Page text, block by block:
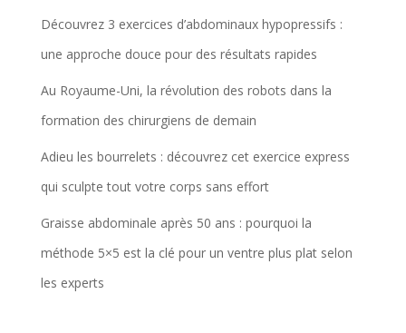
Découvrez 3 exercices d’abdominaux hypopressifs :
une approche douce pour des résultats rapides
Au Royaume-Uni, la révolution des robots dans la
formation des chirurgiens de demain
Adieu les bourrelets : découvrez cet exercice express
qui sculpte tout votre corps sans effort
Graisse abdominale après 50 ans : pourquoi la
méthode 5×5 est la clé pour un ventre plus plat selon
les experts